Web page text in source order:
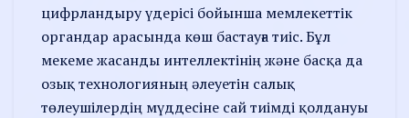
цифрландыру үдерісі бойынша мемлекеттік
органдар арасында көш бастауға тиіс. Бұл
мекеме жасанды интеллектінің және басқа да
озық технологияның әлеуетін салық
төлеушілердің мүддесіне сай тиімді қолдануы